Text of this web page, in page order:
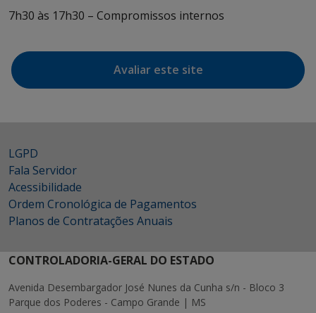
7h30 às 17h30 – Compromissos internos
Avaliar este site
LGPD
Fala Servidor
Acessibilidade
Ordem Cronológica de Pagamentos
Planos de Contratações Anuais
CONTROLADORIA-GERAL DO ESTADO
Avenida Desembargador José Nunes da Cunha s/n - Bloco 3
Parque dos Poderes - Campo Grande | MS